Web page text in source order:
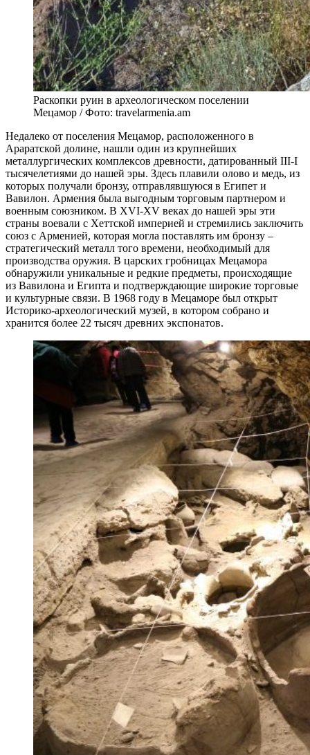
Раскопки руин в археологическом поселении
Мецамор / Фото: travelarmenia.am
Недалеко от поселения Мецамор, расположенного в
Араратской долине, нашли один из крупнейших
металлургических комплексов древности, датированный III-I
тысячелетиями до нашей эры. Здесь плавили олово и медь, из
которых получали бронзу, отправлявшуюся в Египет и
Вавилон. Армения была выгодным торговым партнером и
военным союзником. В XVI-XV веках до нашей эры эти
страны воевали с Хеттской империей и стремились заключить
союз с Арменией, которая могла поставлять им бронзу –
стратегический металл того времени, необходимый для
производства оружия. В царских гробницах Мецамора
обнаружили уникальные и редкие предметы, происходящие
из Вавилона и Египта и подтверждающие широкие торговые
и культурные связи. В 1968 году в Мецаморе был открыт
Историко-археологический музей, в котором собрано и
хранится более 22 тысяч древних экспонатов.